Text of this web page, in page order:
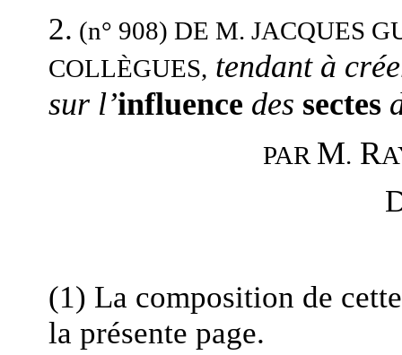
2. (n° 908) DE M. JACQUES
COLLÈGUES, tendant à
sur l’influence des sectes
PAR M. R
(1) La composition de
la présente page.